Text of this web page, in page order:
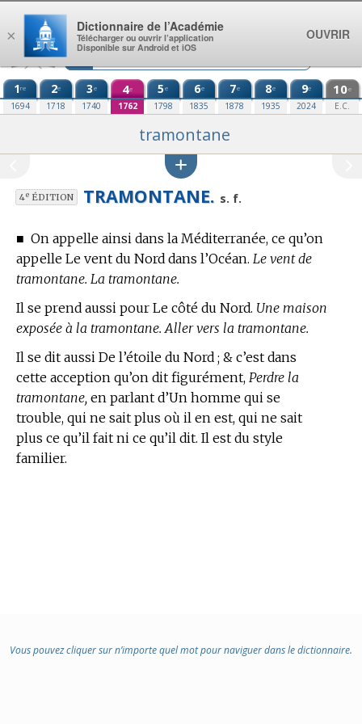
Aller au contenu
1re
1694
2e
1718
3e
1740
4e
1762
5e
1798
6e
1835
7e
1878
8e
1935
9e
2024
10e
E.C.
tramontane
4eÉDITION TRAMONTANE. s. f.
■ On appelle ainsi dans la Méditerranée, ce qu’on
appelle Le vent du Nord dans l’Océan. Le vent de
tramontane. La tramontane.
Il se prend aussi pour Le côté du Nord. Une maison
exposée à la tramontane. Aller vers la tramontane.
Il se dit aussi De l’étoile du Nord ; & c’est dans
cette acception qu’on dit figurément, Perdre la
tramontane, en parlant d’Un homme qui se
trouble, qui ne sait plus où il en est, qui ne sait
plus ce qu’il fait ni ce qu’il dit. Il est du style
familier.
Vous pouvez cliquer sur n’importe quel mot pour naviguer dans le dictionnaire.
×
Dictionnaire de l’Académie
Télécharger ou ouvrir l’application
Disponible sur Android et iOS
OUVRIR